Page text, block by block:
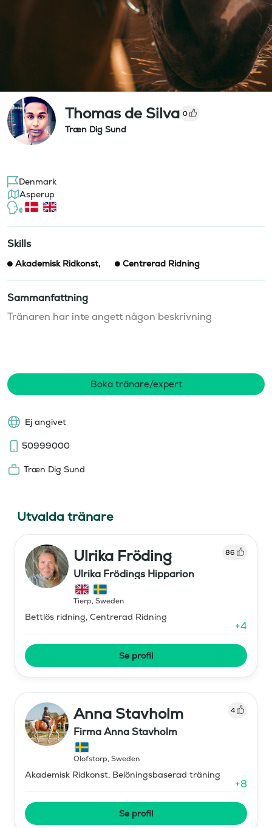
Thomas de Silva 0
Træn Dig Sund
Denmark
Asperup
Skills
Akademisk Ridkonst, Centrerad Ridning
Sammanfattning
Tränaren har inte angett någon beskrivning
Boka tränare/expert
Ej angivet
50999000
Træn Dig Sund
Utvalda tränare
Ulrika Fröding 86
Ulrika Frödings Hipparion
Tierp, Sweden
Bettlös ridning, Centrerad Ridning
+4
Se profil
Anna Stavholm 4
Firma Anna Stavholm
Olofstorp, Sweden
Akademisk Ridkonst, Belöningsbaserad träning
+8
Se profil